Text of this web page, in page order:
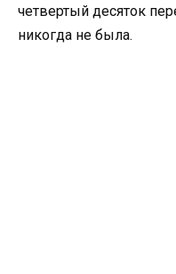
четвертый десяток
никогда не была.